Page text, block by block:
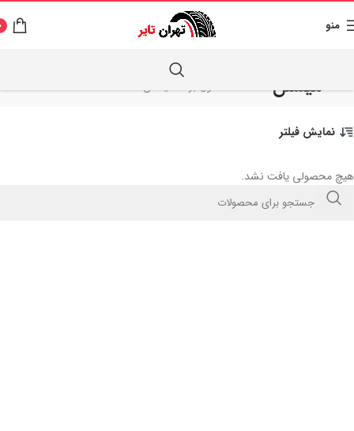
منو
میشلن محصول برند میشلن
نمایش فیلتر
هیچ محصولی یافت نشد.